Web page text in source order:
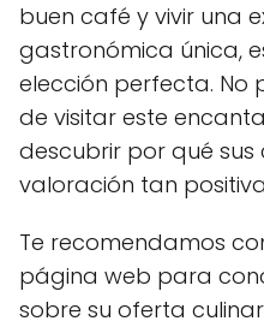
buen café y vivir una
gastronómica única,
elección perfecta. No
de visitar este
descubrir por qué
valoración tan
Te recomendamos
página web para
sobre su oferta